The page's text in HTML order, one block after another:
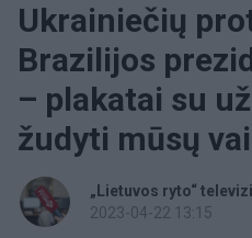
Ukrainiečių
Brazilijos
– plakatai su
žudyti mūsų
„Lietuvos ryto“
2023-04-22 13:15